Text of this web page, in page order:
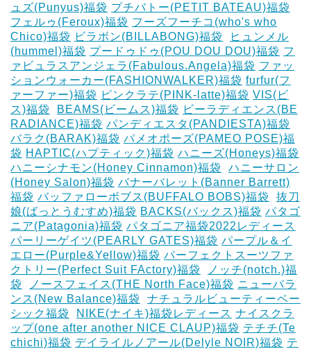
ュズ(Punyus)福袋 プチバトー(PETIT BATEAU)福袋
フェルゥ(Feroux)福袋 フーズフーチコ(who's who
Chico)福袋 ビラボン(BILLABONG)福袋
ヒュンメル
(hummel)福袋 プードゥドゥ(POU DOU DOU)福袋 フ
ァビュラスアンジェラ(Fabulous.Angela)福袋 ファッ
ションウォーカー(FASHIONWALKER)福袋 furfur(フ
ァーファー)福袋 ピンクラテ(PINK-latte)福袋 VIS(ビ
ス)福袋
BEAMS(ビームス)福袋 ビーラディエンス(BE
RADIANCE)福袋 パンディエスタ(PANDIESTA)福袋
バラク(BARAK)福袋 パメオポーズ(PAMEO POSE)福
袋 HAPTIC(ハプティック)福袋 ハニーズ(Honeys)福袋
ハニーシナモン(Honey Cinnamon)福袋
ハニーサロン
(Honey Salon)福袋 バナーバレット(Banner Barrett)
福袋 バッファローボブス(BUFFALO BOBS)福袋
抜刀
娘(ばっとうむすめ)福袋 BACKS(バックス)福袋 パタゴ
ニア(Patagonia)福袋 パタゴニア福袋2022レディース
パーリーゲイツ(PEARLY GATES)福袋 パープル＆イ
エロー(Purple&Yellow)福袋 パーフェクトスーツファ
クトリー(Perfect Suit FActory)福袋
ノッチ(notch.)福
袋
ノースフェイス(THE North Face)福袋 ニューバラ
ンス(New Balance)福袋
ナチュラルビューティーベー
シック福袋
NIKE(ナイキ)福袋レディース ナイスクラ
ップ(one after another NICE CLAUP)福袋 テチチ(Te
chichi)福袋 デイライルノアール(Delyle NOIR)福袋 テ